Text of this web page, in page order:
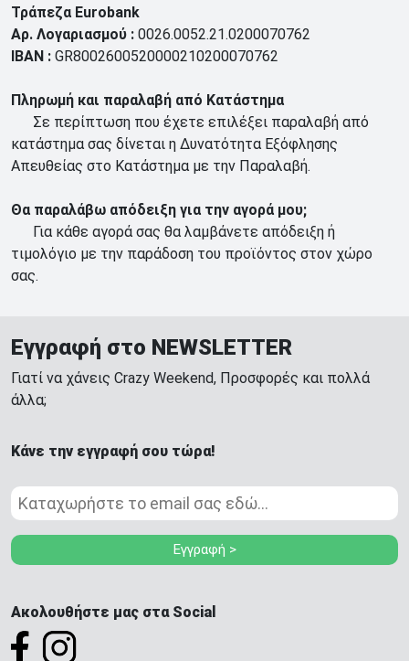
Τράπεζα Eurobank
Αρ. Λογαριασμού : 0026.0052.21.0200070762
IBAN : GR8002600520000210200070762
Πληρωμή και παραλαβή από Κατάστημα
Σε περίπτωση που έχετε επιλέξει παραλαβή από
κατάστημα σας δίνεται η Δυνατότητα Εξόφλησης
Απευθείας στο Κατάστημα με την Παραλαβή.
Θα παραλάβω απόδειξη για την αγορά μου;
Για κάθε αγορά σας θα λαμβάνετε απόδειξη ή
τιμολόγιο με την παράδοση του προϊόντος στον χώρο
σας.
Εγγραφή στο NEWSLETTER
Γιατί να χάνεις Crazy Weekend, Προσφορές και πολλά
άλλα;
Κάνε την εγγραφή σου τώρα!
Εγγραφή >
Ακολουθήστε μας στα Social